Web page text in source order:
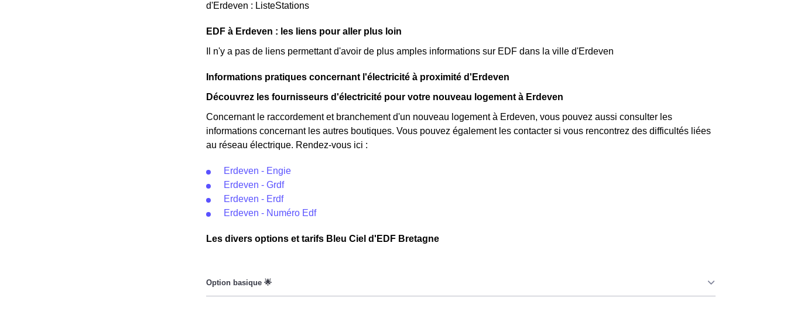
d'Erdeven : ListeStations
EDF à Erdeven : les liens pour aller plus loin
Il n'y a pas de liens permettant d'avoir de plus amples informations sur EDF dans la ville d'Erdeven
Informations pratiques concernant l'électricité à proximité d'Erdeven
Découvrez les fournisseurs d'électricité pour votre nouveau logement à Erdeven
Concernant le raccordement et branchement d'un nouveau logement à Erdeven, vous pouvez aussi consulter les
informations concernant les autres boutiques. Vous pouvez également les contacter si vous rencontrez des difficultés liées
au réseau électrique. Rendez-vous ici :
Erdeven - Engie
Erdeven - Grdf
Erdeven - Erdf
Erdeven - Numéro Edf
Les divers options et tarifs Bleu Ciel d'EDF Bretagne